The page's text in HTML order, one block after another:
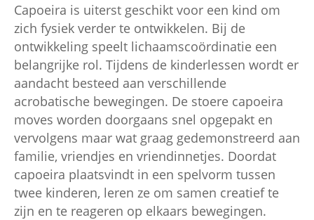
Capoeira is uiterst geschikt voor een kind om
zich fysiek verder te ontwikkelen. Bij de
ontwikkeling speelt lichaamscoördinatie een
belangrijke rol. Tijdens de kinderlessen wordt er
aandacht besteed aan verschillende
acrobatische bewegingen. De stoere capoeira
moves worden doorgaans snel opgepakt en
vervolgens maar wat graag gedemonstreerd aan
familie, vriendjes en vriendinnetjes. Doordat
capoeira plaatsvindt in een spelvorm tussen
twee kinderen, leren ze om samen creatief te
zijn en te reageren op elkaars bewegingen.